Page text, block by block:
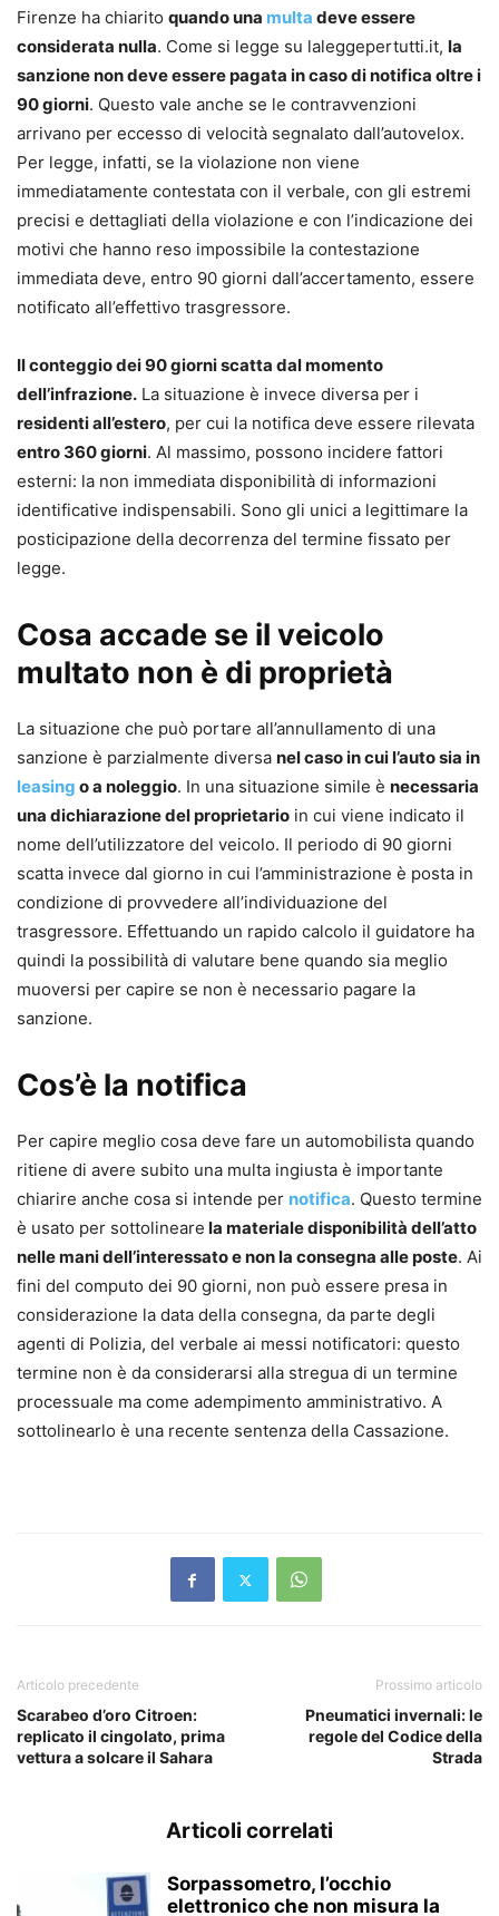
Firenze ha chiarito quando una multa deve essere
considerata nulla. Come si legge su laleggepertutti.it, la
sanzione non deve essere pagata in caso di notifica oltre i
90 giorni. Questo vale anche se le contravvenzioni
arrivano per eccesso di velocità segnalato dall’autovelox.
Per legge, infatti, se la violazione non viene
immediatamente contestata con il verbale, con gli estremi
precisi e dettagliati della violazione e con l’indicazione dei
motivi che hanno reso impossibile la contestazione
immediata deve, entro 90 giorni dall’accertamento, essere
notificato all’effettivo trasgressore.
Il conteggio dei 90 giorni scatta dal momento
dell’infrazione. La situazione è invece diversa per i
residenti all’estero, per cui la notifica deve essere rilevata
entro 360 giorni. Al massimo, possono incidere fattori
esterni: la non immediata disponibilità di informazioni
identificative indispensabili. Sono gli unici a legittimare la
posticipazione della decorrenza del termine fissato per
legge.
Cosa accade se il veicolo
multato non è di proprietà
La situazione che può portare all’annullamento di una
sanzione è parzialmente diversa nel caso in cui l’auto sia in
leasing o a noleggio. In una situazione simile è necessaria
una dichiarazione del proprietario in cui viene indicato il
nome dell’utilizzatore del veicolo. Il periodo di 90 giorni
scatta invece dal giorno in cui l’amministrazione è posta in
condizione di provvedere all’individuazione del
trasgressore. Effettuando un rapido calcolo il guidatore ha
quindi la possibilità di valutare bene quando sia meglio
muoversi per capire se non è necessario pagare la
sanzione.
Cos’è la notifica
Per capire meglio cosa deve fare un automobilista quando
ritiene di avere subito una multa ingiusta è importante
chiarire anche cosa si intende per notifica. Questo termine
è usato per sottolineare la materiale disponibilità dell’atto
nelle mani dell’interessato e non la consegna alle poste. Ai
fini del computo dei 90 giorni, non può essere presa in
considerazione la data della consegna, da parte degli
agenti di Polizia, del verbale ai messi notificatori: questo
termine non è da considerarsi alla stregua di un termine
processuale ma come adempimento amministrativo. A
sottolinearlo è una recente sentenza della Cassazione.
Articolo precedente
Scarabeo d’oro Citroen:
replicato il cingolato, prima
vettura a solcare il Sahara
Prossimo articolo
Pneumatici invernali: le
regole del Codice della
Strada
Articoli correlati
Sorpassometro, l’occhio
elettronico che non misura la